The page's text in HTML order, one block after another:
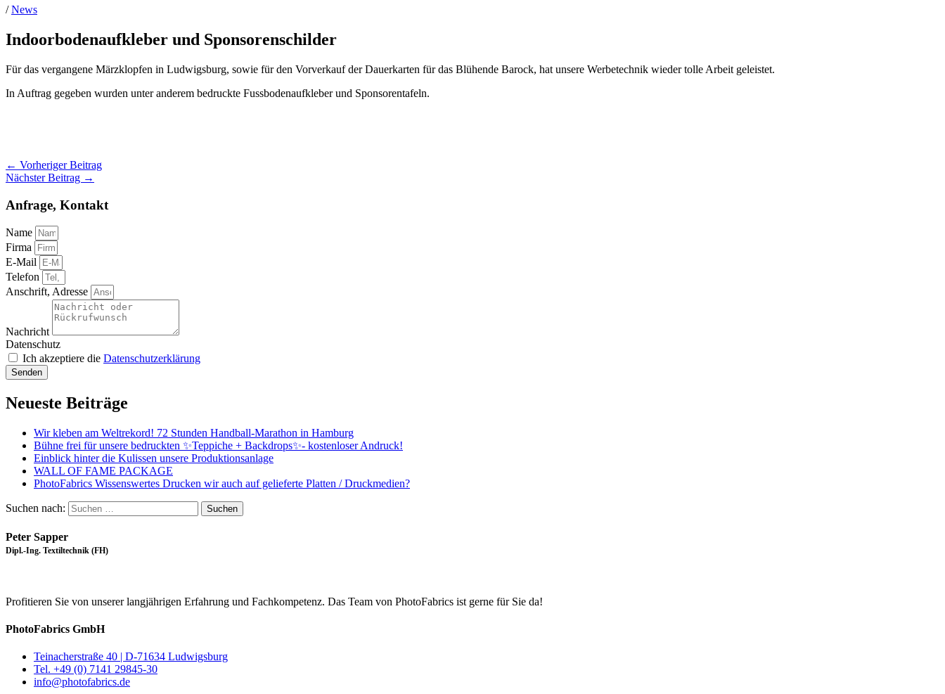
/News
Indoorbodenaufkleber und Sponsorenschilder
Für das vergangene Märzklopfen in Ludwigsburg, sowie für den Vorverkauf der Dauerkarten für das Blühende Barock, hat unsere Werbetechnik wieder tolle Arbeit geleistet.
In Auftrag gegeben wurden unter anderem bedruckte Fussbodenaufkleber und Sponsorentafeln.
← Vorheriger Beitrag
Nächster Beitrag →
Anfrage, Kontakt
Name
Firma
E-Mail
Telefon
Anschrift, Adresse
Nachricht
Datenschutz
Ich akzeptiere die Datenschutzerklärung
Senden
Neueste Beiträge
Wir kleben am Weltrekord! 72 Stunden Handball-Marathon in Hamburg
Bühne frei für unsere bedruckten ✨Teppiche + Backdrops✨- kostenloser Andruck!
Einblick hinter die Kulissen unsere Produktionsanlage
WALL OF FAME PACKAGE
PhotoFabrics Wissenswertes Drucken wir auch auf gelieferte Platten / Druckmedien?
Suchen nach:
Peter Sapper
Dipl.-Ing. Textiltechnik (FH)
Profitieren Sie von unserer langjährigen Erfahrung und Fachkompetenz. Das Team von PhotoFabrics ist gerne für Sie da!
PhotoFabrics GmbH
Teinacherstraße 40 | D-71634 Ludwigsburg
Tel. +49 (0) 7141 29845-30
info@photofabrics.de